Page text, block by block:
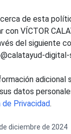
de esta
VÍCTOR
del siguiente
digital-
adicional
datos
Privacidad.
diciembre de 2024